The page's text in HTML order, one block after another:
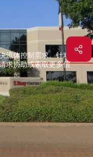
流体控制需求。针对
求协助或索取更多信